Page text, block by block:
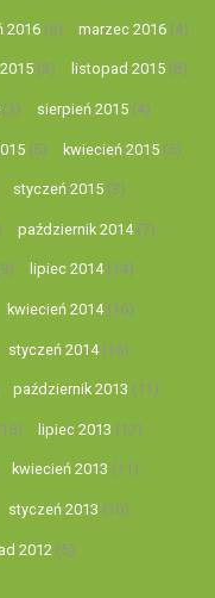
2016 (5) marzec 2016 (4)
(3) listopad 2015 (8)
(3) sierpień 2015(4)
(5) kwiecień 2015 (5)
styczeń 2015(3)
październik 2014(7)
lipiec 2014(14)
kwiecień 2014(16)
styczeń 2014(16)
październik 2013 (11)
lipiec 2013 (12)
kwiecień 2013 (11)
styczeń 2013 (10)
2012 (5)